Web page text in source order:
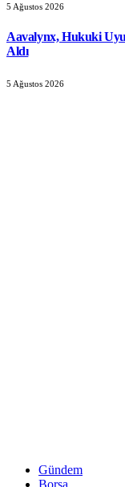
5 Ağustos 2026
Aavalynx, Hukuki
Aldı
5 Ağustos 2026
Gündem